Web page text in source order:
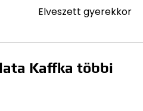
Elveszett gyerekkor
Kaffka többi